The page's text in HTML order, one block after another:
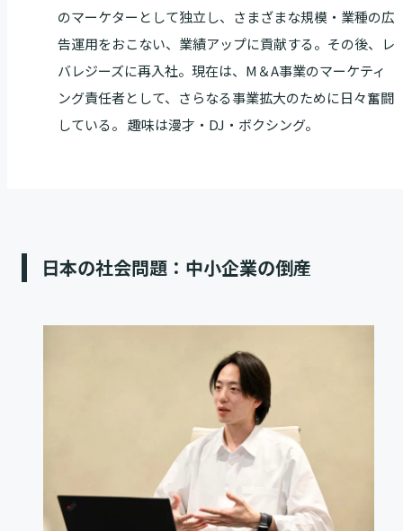
のマーケターとして独立し、さまざまな規模・業種の広
告運用をおこない、業績アップに貢献する。その後、レ
バレジーズに再入社。現在は、M＆A事業のマーケティ
ング責任者として、さらなる事業拡大のために日々奮闘
している。 趣味は漫才・DJ・ボクシング。
日本の社会問題：中小企業の倒産